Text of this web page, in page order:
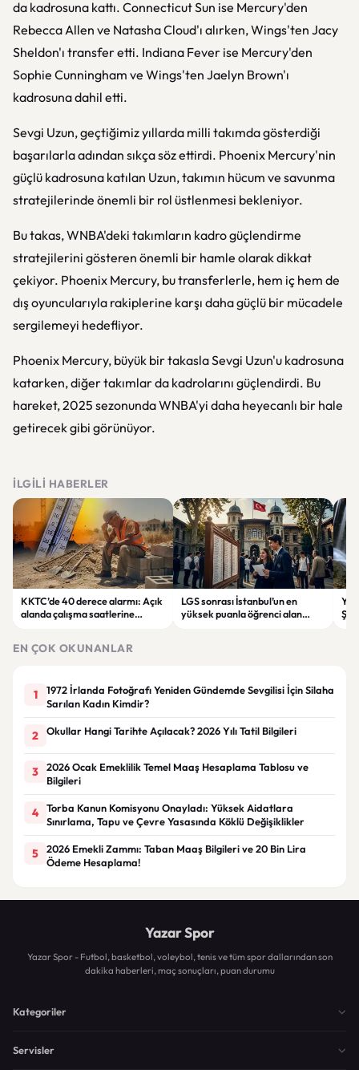
da kadrosuna kattı. Connecticut Sun ise Mercury'den
Rebecca Allen ve Natasha Cloud'ı alırken, Wings'ten Jacy
Sheldon'ı transfer etti. Indiana Fever ise Mercury'den
Sophie Cunningham ve Wings'ten Jaelyn Brown'ı
kadrosuna dahil etti.
Sevgi Uzun, geçtiğimiz yıllarda milli takımda gösterdiği
başarılarla adından sıkça söz ettirdi. Phoenix Mercury'nin
güçlü kadrosuna katılan Uzun, takımın hücum ve savunma
stratejilerinde önemli bir rol üstlenmesi bekleniyor.
Bu takas, WNBA'deki takımların kadro güçlendirme
stratejilerini gösteren önemli bir hamle olarak dikkat
çekiyor. Phoenix Mercury, bu transferlerle, hem iç hem de
dış oyuncularıyla rakiplerine karşı daha güçlü bir mücadele
sergilemeyi hedefliyor.
Phoenix Mercury, büyük bir takasla Sevgi Uzun'u kadrosuna
katarken, diğer takımlar da kadrolarını güçlendirdi. Bu
hareket, 2025 sezonunda WNBA'yi daha heyecanlı bir hale
getirecek gibi görünüyor.
İLGILI HABERLER
KKTC’de 40 derece alarmı: Açık
alanda çalışma saatlerine
LGS sonrası İstanbul’un en
yüksek puanla öğrenci alan
EN ÇOK OKUNANLAR
1
1972 İrlanda Fotoğrafı Yeniden Gündemde Sevgilisi İçin Silaha
Sarılan Kadın Kimdir?
2 Okullar Hangi Tarihte Açılacak? 2026 Yılı Tatil Bilgileri
3
2026 Ocak Emeklilik Temel Maaş Hesaplama Tablosu ve
Bilgileri
4
Torba Kanun Komisyonu Onayladı: Yüksek Aidatlara
Sınırlama, Tapu ve Çevre Yasasında Köklü Değişiklikler
5
2026 Emekli Zammı: Taban Maaş Bilgileri ve 20 Bin Lira
Ödeme Hesaplama!
Yazar Spor
Yazar Spor - Futbol, basketbol, voleybol, tenis ve tüm spor dallarından son
dakika haberleri, maç sonuçları, puan durumu
Kategoriler
Servisler